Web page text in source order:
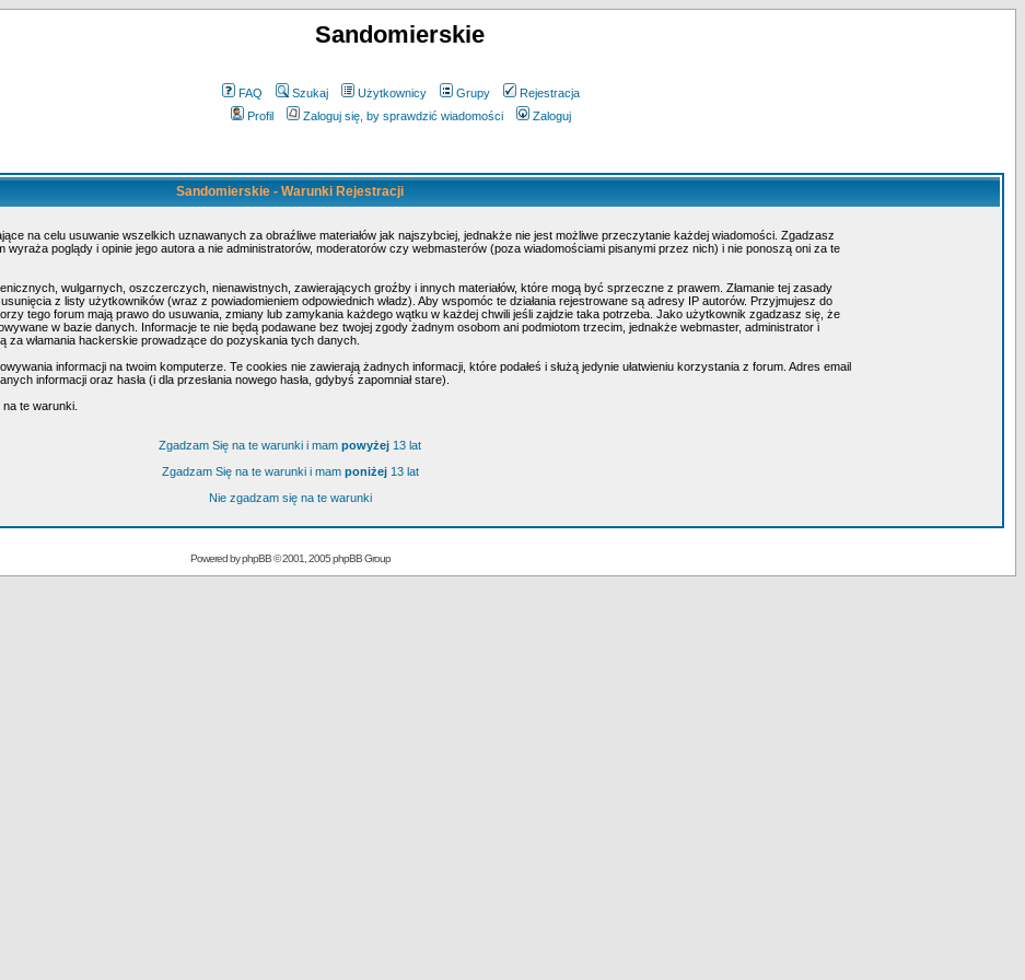
Sandomierskie
FAQ Szukaj Użytkownicy Grupy
Rejestracja
Profil
Zaloguj się, by sprawdzić wiadomości Zaloguj
Sandomierskie - Warunki Rejestracji
na celu usuwanie wszelkich uznawanych za obraźliwe materiałów jak najszybciej, jednakże nie jest możliwe przeczytanie każdej wiadomości. Zgadzasz
poglądy i opinie jego autora a nie administratorów, moderatorów czy webmasterów (poza wiadomościami pisanymi przez nich) i nie ponoszą oni za te
wulgarnych, oszczerczych, nienawistnych, zawierających groźby i innych materiałów, które mogą być sprzeczne z prawem. Złamanie tej zasady
z listy użytkowników (wraz z powiadomieniem odpowiednich władz). Aby wspomóc te działania rejestrowane są adresy IP autorów. Przyjmujesz do
tego forum mają prawo do usuwania, zmiany lub zamykania każdego wątku w każdej chwili jeśli zajdzie taka potrzeba. Jako użytkownik zgadzasz się, że
w bazie danych. Informacje te nie będą podawane bez twojej zgody żadnym osobom ani podmiotom trzecim, jednakże webmaster, administrator i
za włamania hackerskie prowadzące do pozyskania tych danych.
informacji na twoim komputerze. Te cookies nie zawierają żadnych informacji, które podałeś i służą jedynie ułatwieniu korzystania z forum. Adres email
informacji oraz hasła (i dla przesłania nowego hasła, gdybyś zapomniał stare).
te warunki.
Zgadzam Się na te warunki i mam powyżej 13 lat
Zgadzam Się na te warunki i mam poniżej13 lat
Nie zgadzam się na te warunki
Powered byphpBB© 2001, 2005 phpBB Group